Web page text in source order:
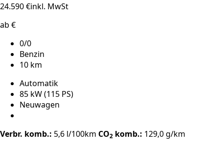
24.590 €inkl. MwSt
ab €
0/0
Benzin
10 km
Automatik
85 kW (115 PS)
Neuwagen
Verbr. komb.: 5,6 l/100km CO2 komb.: 129,0 g/km